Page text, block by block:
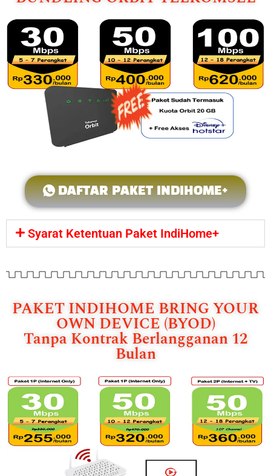
DAFTAR PAKET INDIHOME+
Syarat Ketentuan Paket IndiHome+
PAKET INDIHOME BRING YOUR
OWN DEVICE (BYOD)
Tanpa Kontrak Berlangganan 12
Bulan